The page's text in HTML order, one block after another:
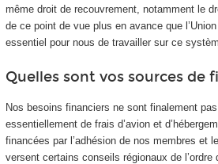
même droit de recouvrement, notamment le
de ce point de vue plus en avance que
essentiel pour nous de travailler sur ce
Quelles sont vos sources de
Nos besoins financiers ne sont finalement
essentiellement de frais d’avion et
financées par l’adhésion de nos membres et
versent certains conseils régionaux de l’ordre